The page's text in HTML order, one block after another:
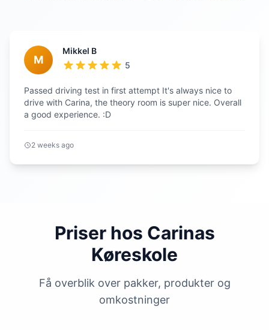
M
Mikkel B
5
Passed driving test in first attempt It's always nice to
drive with Carina, the theory room is super nice. Overall
a good experience. :D
2 weeks ago
Priser hos Carinas
Køreskole
Få overblik over pakker, produkter og
omkostninger